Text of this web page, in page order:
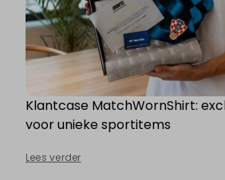
Klantcase MatchWornShirt:
voor unieke sportitems
Lees verder